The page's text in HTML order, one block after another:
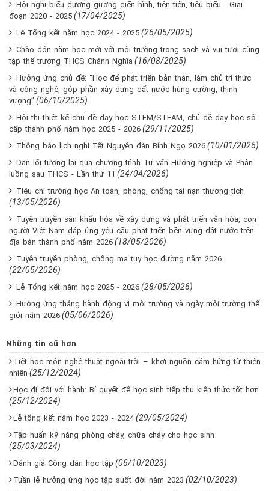
Hội nghị biểu dương gương điển hình, tiên tiến, tiêu biểu - Giai
đoạn 2020 - 2025 (17/04/2025)
Lễ Tổng kết năm học 2024 - 2025 (26/05/2025)
Chào đón năm học mới với môi trường trong sạch và vui tươi cùng
tập thể trường THCS Chánh Nghĩa (16/08/2025)
Hưởng ứng chủ đề: “Học để phát triển bản thân, làm chủ tri thức
và công nghệ, góp phần xây dựng đất nước hùng cường, thịnh
vượng” (06/10/2025)
Hội thi thiết kế chủ đề dạy học STEM/STEAM, chủ đề dạy học số
cấp thành phố năm học 2025 - 2026 (29/11/2025)
Thông báo lịch nghỉ Tết Nguyên đán Bính Ngọ 2026 (10/01/2026)
Dẫn lối tương lai qua chương trình Tư vấn Hướng nghiệp và Phân
luồng sau THCS - Lần thứ 11 (24/04/2026)
Tiêu chí trường học An toàn, phòng, chống tai nạn thương tích
(13/05/2026)
Tuyên truyền sân khấu hóa về xây dựng và phát triển văn hóa, con
người Việt Nam đáp ứng yêu cầu phát triển bền vững đất nước trên
địa bàn thành phố năm 2026 (18/05/2026)
Tuyên truyền phòng, chống ma tuy học đường năm 2026
(22/05/2026)
Lễ Tổng kết năm học 2025 - 2026 (28/05/2026)
Hưởng ứng tháng hành động vì môi trường và ngày môi trường thế
giới năm 2026 (05/06/2026)
Những tin cũ hơn
Tiết học môn nghệ thuật ngoài trời – khơi nguồn cảm hứng từ thiên
nhiên (25/12/2024)
Học đi đôi với hành: Bí quyết để học sinh tiếp thu kiến thức tốt hơn
(25/12/2024)
Lễ tổng kết năm học 2023 - 2024 (29/05/2024)
Tập huấn kỹ năng phòng cháy, chữa cháy cho học sinh
(25/03/2024)
Đánh giá Công dân học tập (06/10/2023)
Tuần lễ hưởng ứng học tập suốt đời năm 2023 (02/10/2023)